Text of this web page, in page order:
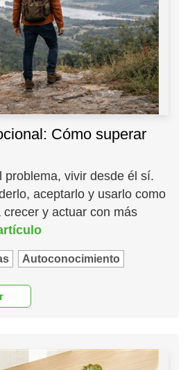
Cómo superar
problema, vivir desde él sí.
aceptarlo y usarlo como
y actuar con más
Autoconocimiento